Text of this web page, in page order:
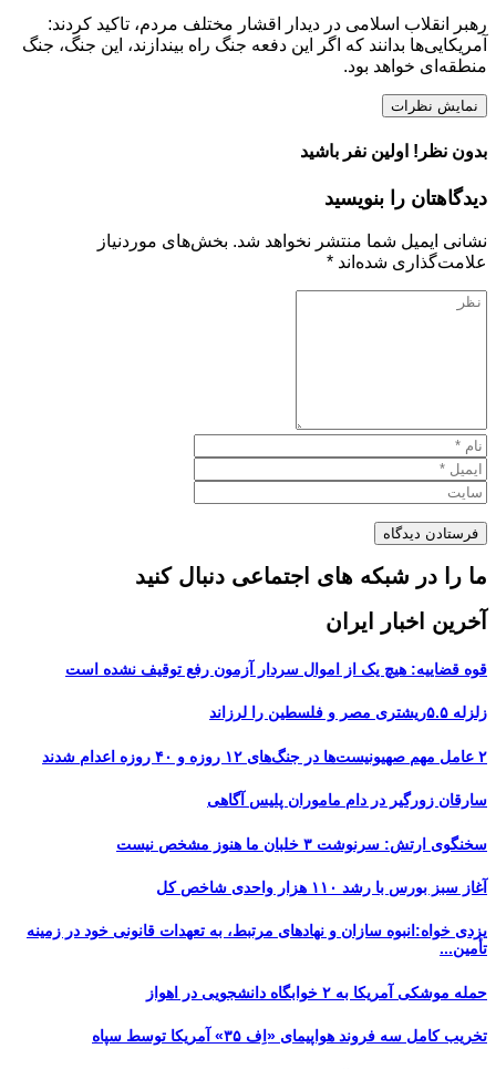
رهبر انقلاب اسلامی در دیدار اقشار مختلف مردم، تاکید کردند:
آمریکایی‌ها بدانند که اگر این دفعه جنگ راه بیندازند، این جنگ، جنگ
منطقه‌ای خواهد بود.
نمایش نظرات
بدون نظر! اولین نفر باشید
دیدگاهتان را بنویسید
نشانی ایمیل شما منتشر نخواهد شد. بخش‌های موردنیاز
علامت‌گذاری شده‌اند *
ما را در شبکه های اجتماعی دنبال کنید
آخرین اخبار ایران
قوه قضاییه: هیچ یک از اموال سردار آزمون رفع توقیف نشده است
زلزله ۵.۵ریشتری مصر و فلسطین را لرزاند
۲ عامل مهم صهیونیست‌ها در جنگ‌های ۱۲ روزه و ۴۰ روزه اعدام شدند
سارقان زورگیر در دام ماموران پلیس آگاهی
سخنگوی ارتش: سرنوشت ۳ خلبان ما هنوز مشخص نیست
آغاز سبز بورس با رشد ۱۱۰ هزار واحدی شاخص کل
یزدی خواه:انبوه سازان و نهادهای مرتبط، به تعهدات قانونی خود در زمینه
تأمین...
حمله موشکی آمریکا به ۲ خوابگاه دانشجویی در اهواز
تخریب کامل سه فروند هواپیمای «اِف ۳۵» آمریکا توسط سپاه